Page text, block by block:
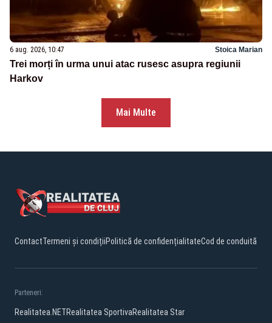
6 aug. 2026, 10:47 Stoica Marian
Trei morți în urma unui atac rusesc asupra regiunii
Harkov
Mai Multe
ContactTermeni și condițiiPolitică de confidențialitateCod de conduită
Parteneri:
Realitatea.NETRealitatea SportivaRealitatea Star